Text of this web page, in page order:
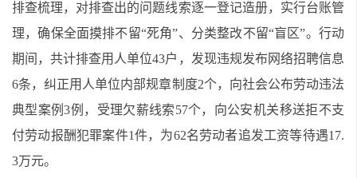
排查梳理，对排查出的问题线索逐一登记造册，实行台账管
理，确保全面摸排不留“死角”、分类整改不留“盲区”。行动
期间，共计排查用人单位43户，发现违规发布网络招聘信息
6条，纠正用人单位内部规章制度2个，向社会公布劳动违法
典型案例3例，受理欠薪线索57个，向公安机关移送拒不支
付劳动报酬犯罪案件1件，为62名劳动者追发工资等待遇17.
3万元。